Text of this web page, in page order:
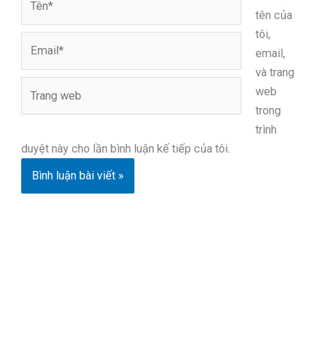
tên của
tôi,
email,
và trang
web
trong
trình
duyệt này cho lần bình luận kế tiếp của tôi.